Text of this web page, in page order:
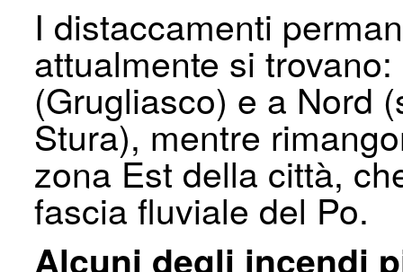
I distaccamenti
attualmente si
(Grugliasco) e a Nord
Stura), mentre
zona Est della città,
fascia fluviale del Po.
Alcuni degli incendi